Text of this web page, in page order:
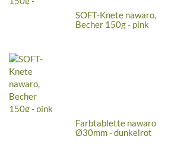
SOFT-Knete nawaro,
Becher 150g - pink
Farbtablette nawaro
Ø30mm - dunkelrot